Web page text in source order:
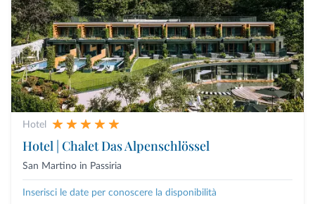
Hotel
Hotel | Chalet Das Alpenschlössel
San Martino in Passiria
Inserisci le date per conoscere la disponibilità